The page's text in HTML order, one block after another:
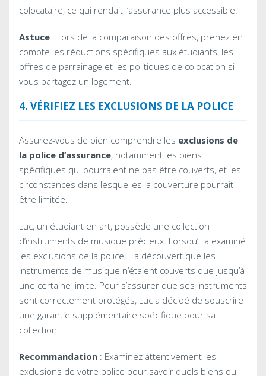
colocataire, ce qui rendait l’assurance plus accessible.
Astuce : Lors de la comparaison des offres, prenez en
compte les réductions spécifiques aux étudiants, les
offres de parrainage et les politiques de colocation si
vous partagez un logement.
4. VÉRIFIEZ LES EXCLUSIONS DE LA POLICE
Assurez-vous de bien comprendre les exclusions de
la police d’assurance, notamment les biens
spécifiques qui pourraient ne pas être couverts, et les
circonstances dans lesquelles la couverture pourrait
être limitée.
Luc, un étudiant en art, possède une collection
d’instruments de musique précieux. Lorsqu’il a examiné
les exclusions de la police, il a découvert que les
instruments de musique n’étaient couverts que jusqu’à
une certaine limite. Pour s’assurer que ses instruments
sont correctement protégés, Luc a décidé de souscrire
une garantie supplémentaire spécifique pour sa
collection.
Recommandation : Examinez attentivement les
exclusions de votre police pour savoir quels biens ou